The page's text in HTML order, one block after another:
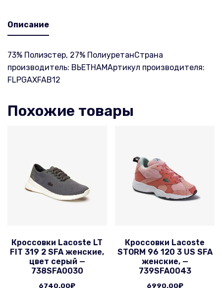
Описание
73% Полиэстер, 27% ПолиуретанСтрана
производитель: ВЬЕТНАМАртикул производителя:
FLPGAXFAB12
Похожие товары
Кроссовки Lacoste LT
FIT 319 2 SFA женские,
цвет серый —
738SFA0030
6740.00₽
Кроссовки Lacoste
STORM 96 120 3 US SFA
женские, —
739SFA0043
6990.00₽